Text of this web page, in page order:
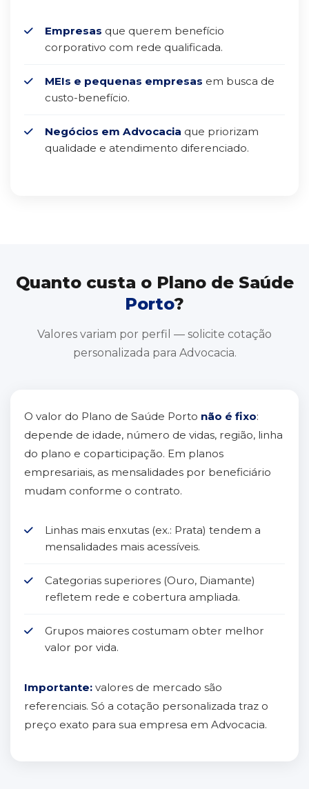
Empresas que querem benefício
corporativo com rede qualificada.
MEIs e pequenas empresas em busca de
custo-benefício.
Negócios em Advocacia que priorizam
qualidade e atendimento diferenciado.
Quanto custa o Plano de Saúde
Porto?
Valores variam por perfil — solicite cotação
personalizada para Advocacia.
O valor do Plano de Saúde Porto não é fixo:
depende de idade, número de vidas, região, linha
do plano e coparticipação. Em planos
empresariais, as mensalidades por beneficiário
mudam conforme o contrato.
Linhas mais enxutas (ex.: Prata) tendem a
mensalidades mais acessíveis.
Categorias superiores (Ouro, Diamante)
refletem rede e cobertura ampliada.
Grupos maiores costumam obter melhor
valor por vida.
Importante: valores de mercado são
referenciais. Só a cotação personalizada traz o
preço exato para sua empresa em Advocacia.